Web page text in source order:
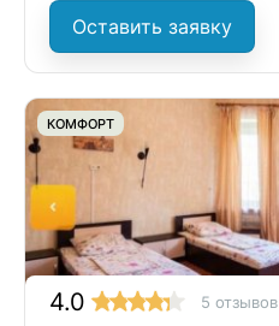
Оставить заявку
КОМФОРТ
4.0 5 отзывов